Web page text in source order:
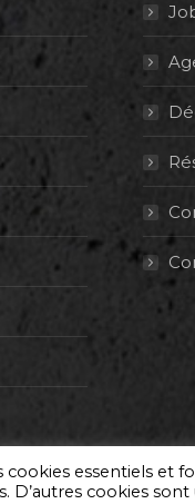
cookies essentiels
cookies sont